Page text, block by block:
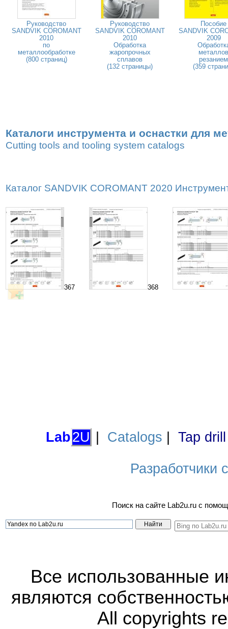
Руководство
SANDVIK COROMANT
2010
по
металлообработке
(800 страниц)
Руководство
SANDVIK COROMANT
2010
Обработка
жаропрочных
сплавов
(132 страницы)
Пособие
SANDVIK
2009
металлов
резанием
(359
Каталоги инструмента и оснастки для
Cutting tools and tooling system catalogs
Каталог SANDVIK COROMANT 2020
367 368
Lab2U Catalogs Tap
Разработчики
Поиск на сайте Lab2u.ru с
Все использованные
являются
All copyrights